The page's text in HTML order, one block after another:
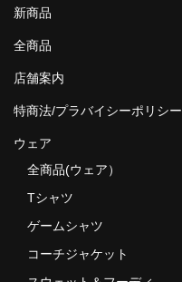
天ぷらまめすけ
DJ SANTANA
MixCD
MotiveRecords
新商品
全商品
店舗案内
特商法/プラバイシーポリシー
ウェア
全商品(ウェア）
Tシャツ
ゲームシャツ
コーチジャケット